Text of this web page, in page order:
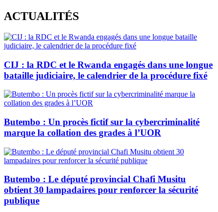
Skip
to
content
ACTUALITÉS
CIJ : la RDC et le Rwanda engagés dans une longue
bataille judiciaire, le calendrier de la procédure fixé
Butembo : Un procès fictif sur la cybercriminalité
marque la collation des grades à l’UOR
Butembo : Le député provincial Chafi Musitu
obtient 30 lampadaires pour renforcer la sécurité
publique